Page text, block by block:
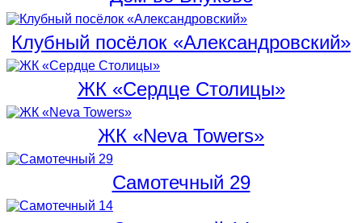
Клубный посёлок «Александровский»
ЖК «Сердце Столицы»
ЖК «Neva Towers»
Самотечный 29